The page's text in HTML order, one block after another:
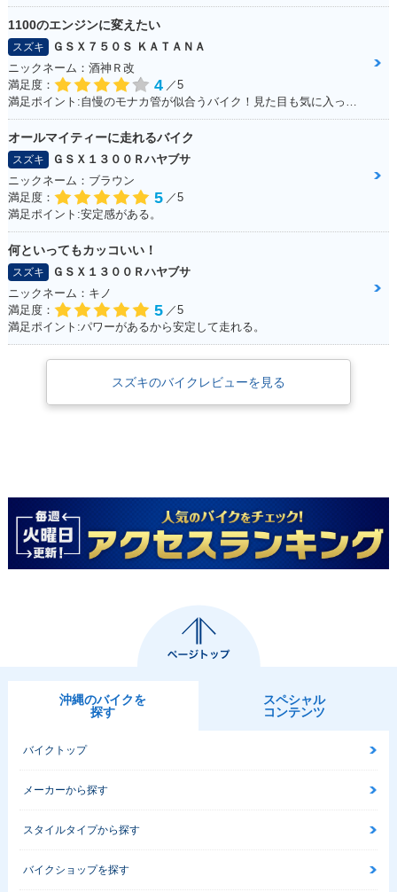
1100のエンジンに変えたい
スズキ
ＧＳＸ７５０Ｓ ＫＡＴＡＮＡ
ニックネーム：酒神Ｒ改
満足度：
4 ／5
満足ポイント:自慢のモナカ管が似合うバイク！見た目も気に入っています！
オールマイティーに走れるバイク
スズキ
ＧＳＸ１３００Ｒハヤブサ
ニックネーム：ブラウン
満足度：
5 ／5
満足ポイント:安定感がある。
何といってもカッコいい！
スズキ
ＧＳＸ１３００Ｒハヤブサ
ニックネーム：キノ
満足度：
5 ／5
満足ポイント:パワーがあるから安定して走れる。
スズキのバイクレビューを見る
沖縄のバイクを
探す
スペシャル
コンテンツ
バイクトップ
メーカーから探す
スタイルタイプから探す
バイクショップを探す